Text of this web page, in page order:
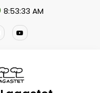
8:53:34 AM